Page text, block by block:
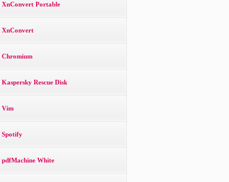
XnConvert Portable
XnConvert
Chromium
Kaspersky Rescue Disk
Vim
Spotify
pdfMachine White